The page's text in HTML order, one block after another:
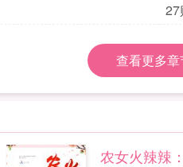
27
查看更多章
农女火辣辣